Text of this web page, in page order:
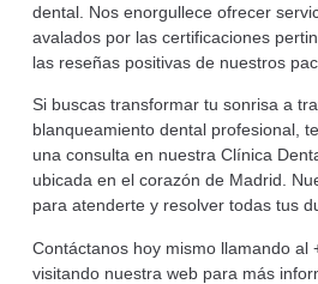
dental. Nos enorgullece ofrecer
avalados por las certificaciones
las reseñas positivas de nuestros
Si buscas transformar tu sonrisa a
blanqueamiento dental profesional,
una consulta en nuestra Clínica
ubicada en el corazón de Madrid.
para atenderte y resolver todas tus
Contáctanos hoy mismo llamando al
visitando nuestra web para más